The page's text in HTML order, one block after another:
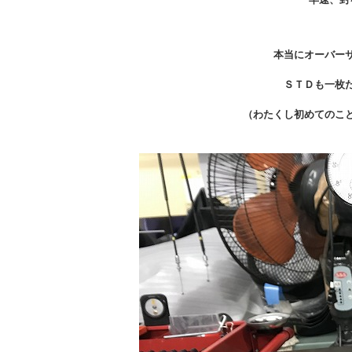
本当にオーバー
ＳＴＤも一枚
（わたくし初めての